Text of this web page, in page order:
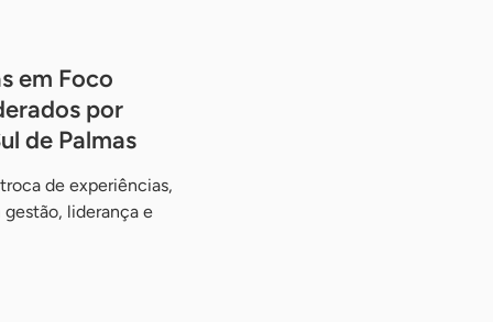
em Foco
por
de Palmas
de experiências,
liderança e